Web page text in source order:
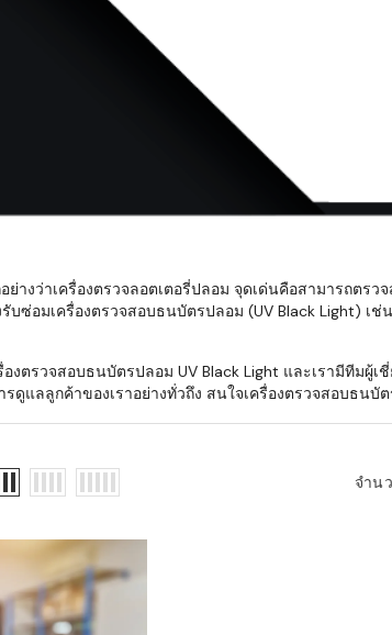
ย่างว่าเครื่องตรวจลอตเตอรี่ปลอม จุดเด่นคือสามารถตร
ซ่อมเครื่องตรวจสอบธนบัตรปลอม (UV Black Light)
งตรวจสอบธนบัตรปลอม UV Black Light และเรามีที
ลลูกค้าของเราอย่างทั่วถึง สนใจเครื่องตรวจสอบธนบั
จำน